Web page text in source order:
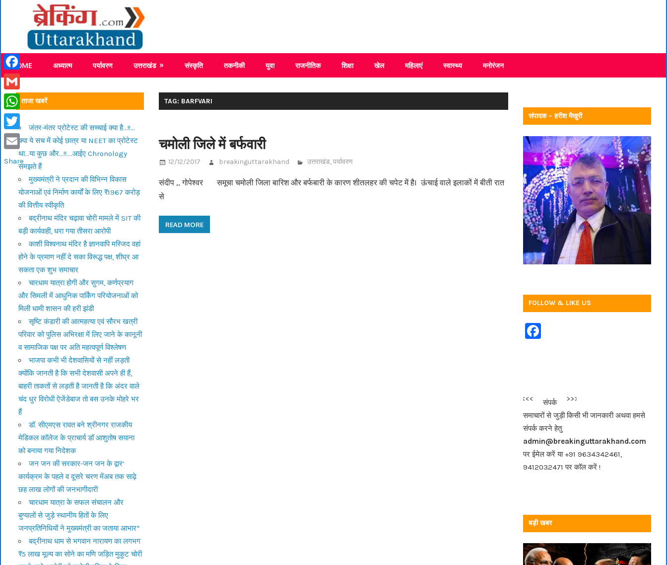
content
Breaking News Uttarakhand
HOME अध्यात्म पर्यावरण उत्तराखंड संस्कृति तकनीकी युवा राजनीतिक शिक्षा खेल महिलाएं स्वास्थ्य मनोरंजन
TAG: BARFVARI
चमोली जिले में बर्फवारी
12/12/2017 breakinguttarakhand उत्तराखंड,पर्यावरण
संदीप ,, गोपेश्वर समूचा चमोली जिला बारिश और बर्फबारी के कारण शीतलहर की चपेट में हैI ऊंचाई वाले इलाकों में बीती रात
से
READ MORE
ताजा खबरें
जंतर-मंतर प्रोटेस्ट की सच्चाई क्या है…!!…
क्या ये सच में कोई छात्र या NEET का प्रोटेस्ट
था…या कुछ और…!!….आईए Chronology
समझते हैं
मुख्यमंत्री ने प्रदान की विभिन्न विकास
योजनाओं एवं निर्माण कार्यों के लिए ₹1967 करोड़
की वित्तीय स्वीकृति
बद्रीनाथ मंदिर चढ़ावा चोरी मामले में SIT की
बड़ी कार्यवाही, धरा गया तीसरा आरोपी
काशी विश्वनाथ मंदिर है ज्ञानवापि मस्जिद वहां
होने के प्रमाण नहीं दे सका विरूद्ध पक्ष, शीघ्र आ
सकता एक शुभ समाचार
चारधाम यात्रा होगी और सुगम, कर्णप्रयाग
और सिमली में आधुनिक पार्किंग परियोजनाओं को
मिली धामी शासन की हरी झंडी
सृष्टि कंडारी की आत्महत्या एवं सौरभ खत्री
परिवार को पुलिस अभिरक्षा में लिए जाने के कानूनी
व सामाजिक पक्ष पर अति महत्वपूर्ण विश्लेषण
भाजपा कभी भी देशवासियों से नहीं लड़ती
क्योंकि जानती है कि सभी देशवासी अपने ही हैं,
बाहरी ताकतों से लड़ती है जानती है कि अंदर वाले
चंद धुर विरोधी ऐजेंडेबाज तो बस उनके मोहरे भर
हैं
डॉ. सीएमएस रावत बने श्रीनगर राजकीय
मेडिकल कॉलेज के प्राचार्य डॉ आशुतोष सयाना
को बनाया गया निदेशक
जन जन की सरकार-जन जन के द्वार’
कार्यक्रम के पहले व दूसरे चरण मेंअब तक साढ़े
छह लाख लोगों की जनभागीदारी
चारधाम यात्रा के सफल संचालन और
बुग्यालों से जुड़े स्थानीय हितों के लिए
जनप्रतिनिधियों ने मुख्यमंत्री का जताया आभार*
बद्रीनाथ धाम से भगवान नारायण का लगभग
₹5 लाख मूल्य का सोने का मणि जड़ित मुकुट चोरी
संपादक – हरीश मैखुरी
FOLLOW & LIKE US
F
b
o
o
k
<<<संपर्क>>>
समाचारों से जुड़ी किसी भी जानकारी अथवा हमसे
संपर्क करने हेतु
admin@breakinguttarakhand.com
पर ईमेल करें या +91 9634342461,
9412032471 पर कॉल करें !
बड़ी खबर
Facebook
Gmail
WhatsApp
Twitter
Email
Share